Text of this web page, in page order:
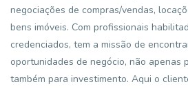
negociações de compras/vendas,
bens imóveis. Com profissionais
credenciados, tem a missão de
oportunidades de negócio, não apenas
também para investimento. Aqui o